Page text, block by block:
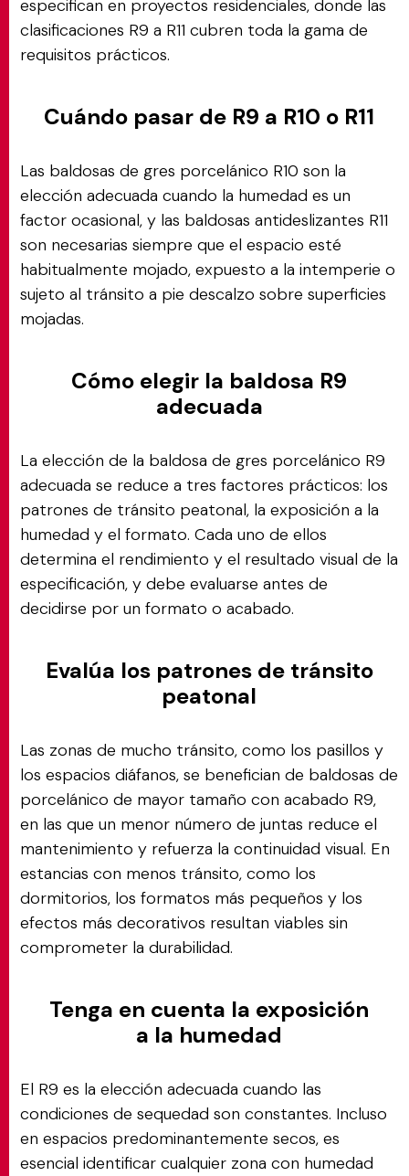
especifican en proyectos residenciales, donde las
clasificaciones R9 a R11 cubren toda la gama de
requisitos prácticos.
Cuándo pasar de R9 a R10 o R11
Las baldosas de gres porcelánico R10 son la
elección adecuada cuando la humedad es un
factor ocasional, y las baldosas antideslizantes R11
son necesarias siempre que el espacio esté
habitualmente mojado, expuesto a la intemperie o
sujeto al tránsito a pie descalzo sobre superficies
mojadas.
Cómo elegir la baldosa R9
adecuada
La elección de la baldosa de gres porcelánico R9
adecuada se reduce a tres factores prácticos: los
patrones de tránsito peatonal, la exposición a la
humedad y el formato. Cada uno de ellos
determina el rendimiento y el resultado visual de la
especificación, y debe evaluarse antes de
decidirse por un formato o acabado.
Evalúa los patrones de tránsito
peatonal
Las zonas de mucho tránsito, como los pasillos y
los espacios diáfanos, se benefician de baldosas de
porcelánico de mayor tamaño con acabado R9,
en las que un menor número de juntas reduce el
mantenimiento y refuerza la continuidad visual. En
estancias con menos tránsito, como los
dormitorios, los formatos más pequeños y los
efectos más decorativos resultan viables sin
comprometer la durabilidad.
Tenga en cuenta la exposición
a la humedad
El R9 es la elección adecuada cuando las
condiciones de sequedad son constantes. Incluso
en espacios predominantemente secos, es
esencial identificar cualquier zona con humedad